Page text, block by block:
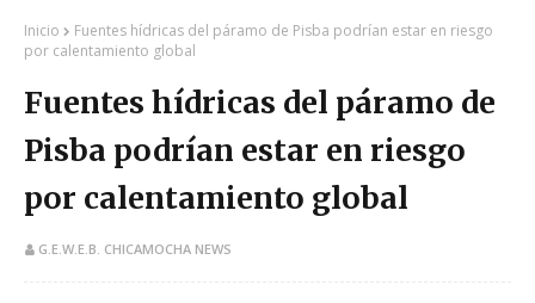
Inicio
Fuentes hídricas del páramo de Pisba podrían estar en riesgo
por calentamiento global
Fuentes hídricas del páramo de
Pisba podrían estar en riesgo
por calentamiento global
G.E.W.E.B. CHICAMOCHA NEWS